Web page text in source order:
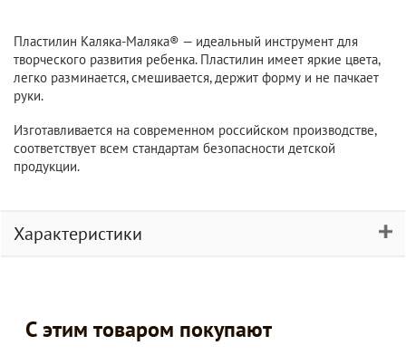
Пластилин Каляка-Маляка® — идеальный инструмент для
творческого развития ребенка. Пластилин имеет яркие цвета,
легко разминается, смешивается, держит форму и не пачкает
руки.
Изготавливается на современном российском производстве,
соответствует всем стандартам безопасности детской
продукции.
Характеристики
С этим товаром покупают